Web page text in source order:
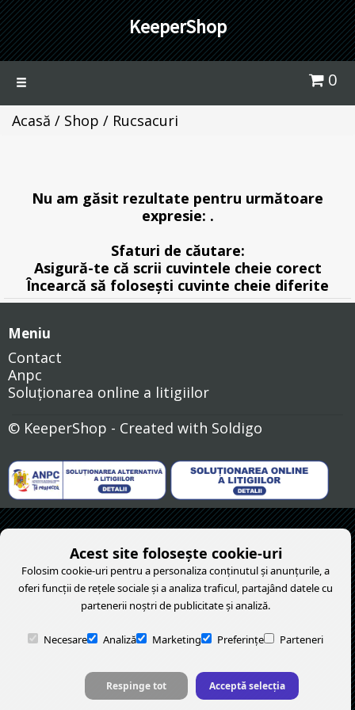
KeeperShop
Toggle
0
Acasă / Shop / Rucsacuri
Nu am găsit rezultate pentru următoare
expresie: .
Sfaturi de căutare:
Asigură-te că scrii cuvintele cheie corect
Încearcă să folosești cuvinte cheie diferite
Meniu
Contact
Anpc
Soluționarea online a litigiilor
© KeeperShop - Created with Soldigo
Acest site folosește cookie-uri
Folosim cookie-uri pentru a personaliza conținutul și anunțurile, a
oferi funcții de rețele sociale și a analiza traficul, partajând datele cu
partenerii noștri de publicitate și analiză.
Necesare Analiză Marketing Preferințe Parteneri
Respinge tot Acceptă selecția